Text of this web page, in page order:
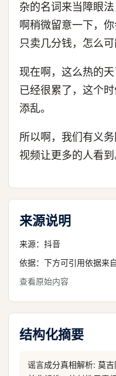
杂的名词来当障眼
啊稍微留意一下，
只卖几分钱，怎么
现在啊，这么热的
已经很累了，这个
添乱。
所以啊，我们有义
视频让更多的人看到
来源说明
来源： 抖音
依据：下方可引用依据来
查看原始内容
结构化摘要
谣言成分真相解析: 莫吉